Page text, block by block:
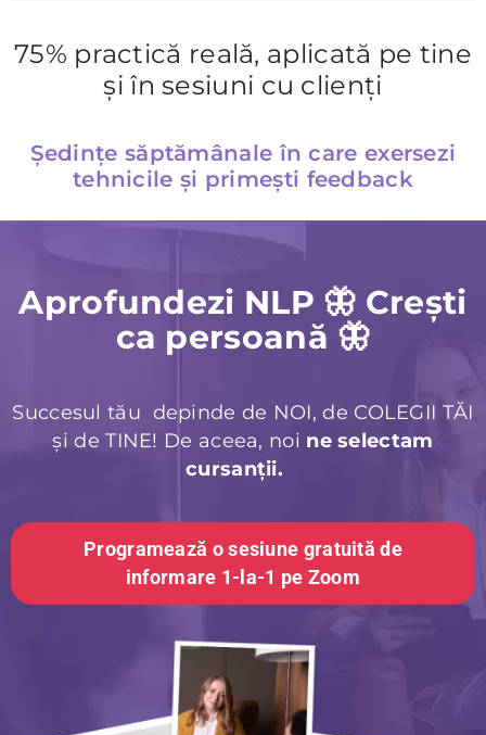
75% practică reală, aplicată pe tine
și în sesiuni cu clienți
Ședințe săptămânale în care exersezi
tehnicile și primești feedback
Aprofundezi NLP 🦋 Crești
ca persoană 🦋
Succesul tău depinde de NOI, de COLEGII TĂI
și de TINE! De aceea, noi ne selectam
cursanții.
Programează o sesiune gratuită de
informare 1-la-1 pe Zoom